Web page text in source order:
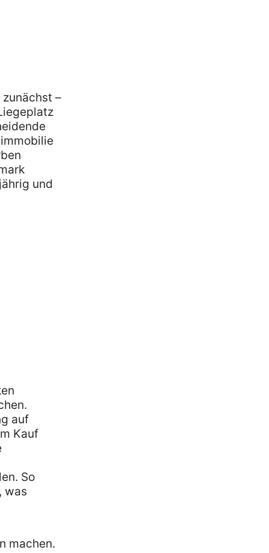
–
und
auf
Kauf
So
was
machen.